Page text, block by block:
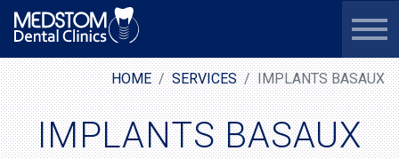
HOME SERVICES IMPLANTS BASAUX
IMPLANTS BASAUX